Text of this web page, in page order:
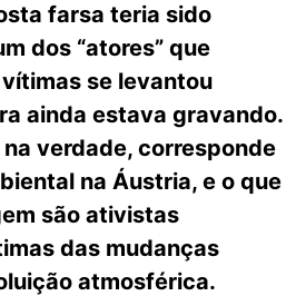
farsa teria sido
dos “atores” que
se levantou
ainda estava gravando.
verdade, corresponde
na Áustria, e o que
são ativistas
das mudanças
atmosférica.